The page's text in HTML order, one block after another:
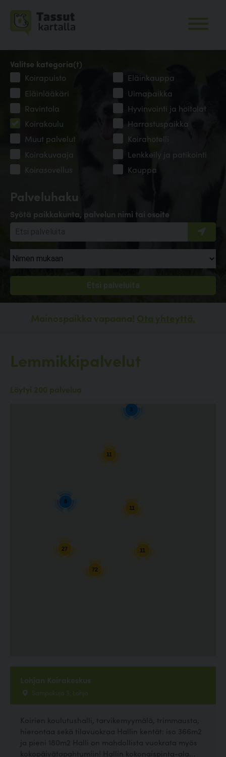
Palveluhaku
Syötä paikkakunta, palvelun nimi tai osoite
Valitse kategoria(t)
Koirapuisto
Eläinkauppa
Eläinlääkäri
Uimapaikka
Ravintola
Hyvinvointi ja hoitolat
Koirakoulu
Harrastuspaikka
Muut palvelut
Koirahotelli
Koirakuvaaja
Lenkkeily ja patikointi
Koirasovellus
Kauppa
Mainospaikka vapaana! Ota yhteyttä.
Lemmikkipalvelut
Löytyi 200 palvelua
72
11
27
8
11
11
3
Lohjan Koirakeskus
Sampokuja 3, Lohja
Koirien koulutushalli, tarvikemyymälä, trimmausta,
hierontaa sekä tilavuokraa Hallin kentät: iso 366m2
ja pieni 180m2 Halli on mahdollista vuokrata myös
kokopäivätapahtumiin! Hallin kokonaispinta-ala...